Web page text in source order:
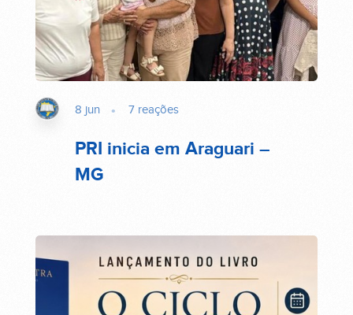
8 jun 7 reações
PRI inicia em Araguari –
MG